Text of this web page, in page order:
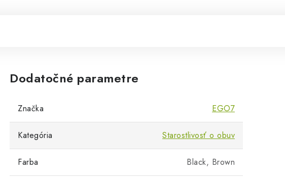
Dodatočné parametre
Značka EGO7
Kategória Starostlivosť o obuv
Farba Black, Brown